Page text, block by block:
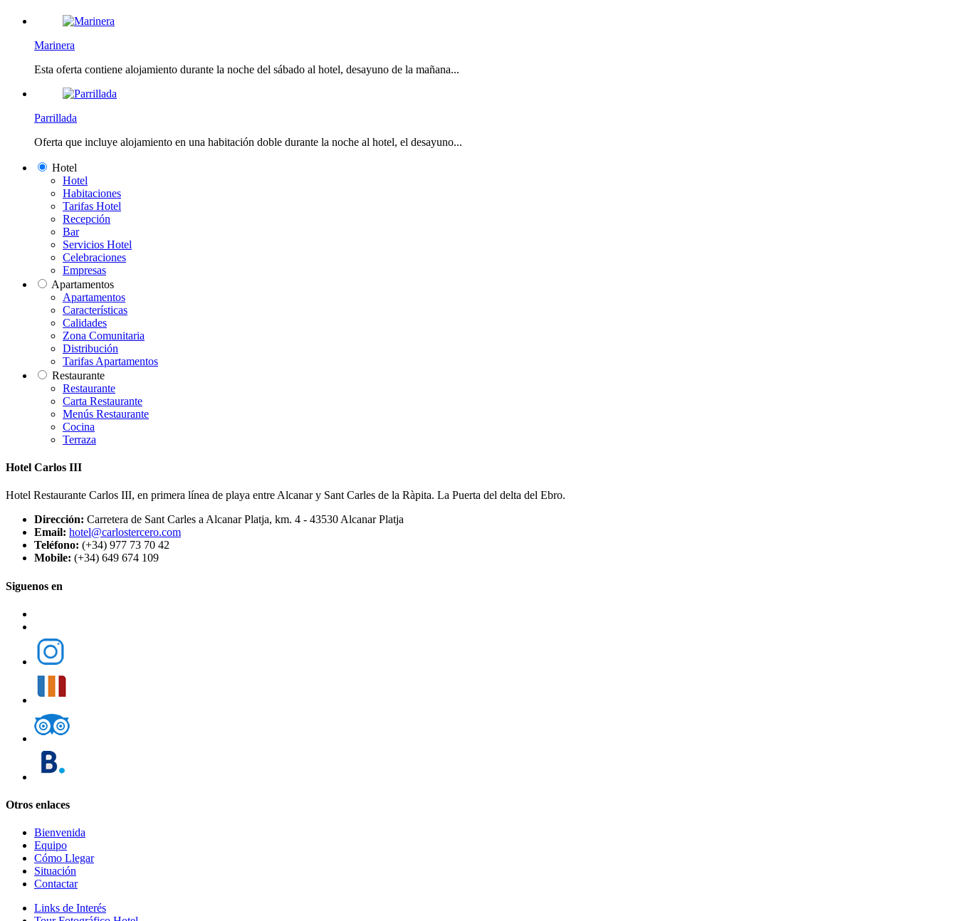
Marinera
Esta oferta contiene alojamiento durante la noche del sábado al hotel, desayuno de la mañana...
Parrillada
Oferta que incluye alojamiento en una habitación doble durante la noche al hotel, el desayuno...
Hotel
Hotel
Habitaciones
Tarifas Hotel
Recepción
Bar
Servicios Hotel
Celebraciones
Empresas
Apartamentos
Apartamentos
Características
Calidades
Zona Comunitaria
Distribución
Tarifas Apartamentos
Restaurante
Restaurante
Carta Restaurante
Menús Restaurante
Cocina
Terraza
Hotel Carlos III
Hotel Restaurante Carlos III, en primera línea de playa entre Alcanar y Sant Carles de la Ràpita. La Puerta del delta del Ebro.
Dirección: Carretera de Sant Carles a Alcanar Platja, km. 4 - 43530 Alcanar Platja
Email: hotel@carlostercero.com
Teléfono: (+34) 977 73 70 42
Mobile: (+34) 649 674 109
Siguenos en
Otros enlaces
Bienvenida
Equipo
Cómo Llegar
Situación
Contactar
Links de Interés